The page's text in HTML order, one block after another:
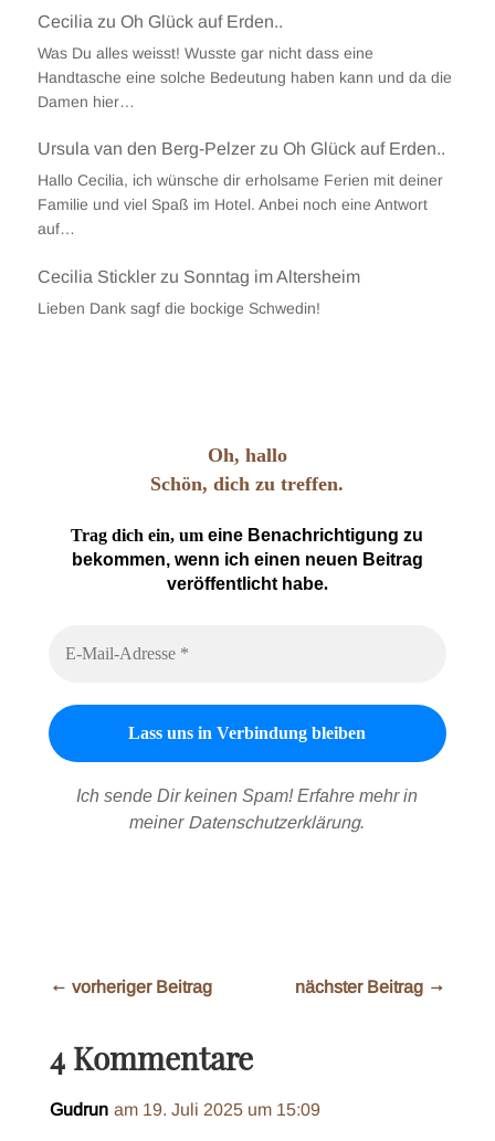
Cecilia zu Oh Glück auf Erden..
Was Du alles weisst! Wusste gar nicht dass eine
Handtasche eine solche Bedeutung haben kann und da die
Damen hier…
Ursula van den Berg-Pelzerzu Oh Glück auf Erden..
Hallo Cecilia, ich wünsche dir erholsame Ferien mit deiner
Familie und viel Spaß im Hotel. Anbei noch eine Antwort
auf…
Cecilia Sticklerzu Sonntag im Altersheim
Lieben Dank sagf die bockige Schwedin!
Oh, hallo
Schön, dich zu treffen.
Trag dich ein, umeine Benachrichtigung zu
bekommen, wenn ich einen neuen Beitrag
veröffentlicht habe.
Ich sende Dir keinen Spam! Erfahre mehr in
meiner Datenschutzerklärung.
← vorheriger Beitrag nächster Beitrag →
4 Kommentare
Gudrun am 19. Juli 2025 um 15:09